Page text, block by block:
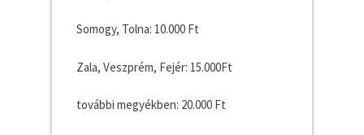
Somogy, Tolna: 10.000 Ft
Zala, Veszprém, Fejér: 15.000Ft
további megyékben: 20.000 Ft